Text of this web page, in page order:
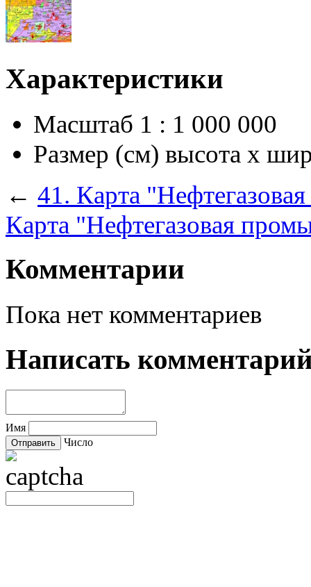
Характеристики
Масштаб 1 : 1 000 000
Размер (см) высота х
← 41. Карта
Карта "Нефтегазовая
Комментарии
Пока нет комментариев
Написать
Имя
Число